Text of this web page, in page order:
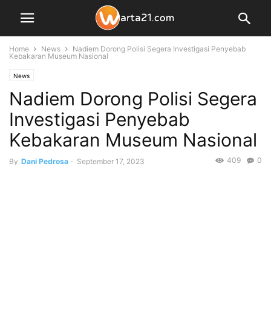
Home News
Nadiem Dorong Polisi Segera Investigasi Penyebab
Kebakaran Museum Nasional
News
Nadiem Dorong Polisi Segera
Investigasi Penyebab
Kebakaran Museum Nasional
By Dani Pedrosa - September 17, 2023 0
409